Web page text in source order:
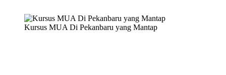
Kursus MUA Di Pekanbaru yang Mantap